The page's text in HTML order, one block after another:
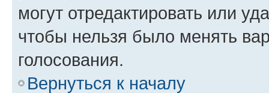
могут отредактировать или
чтобы нельзя было менять
голосования.
Вернуться к началу